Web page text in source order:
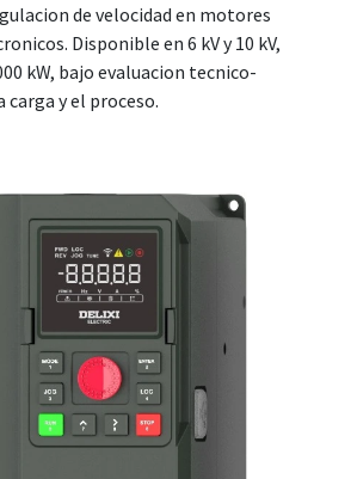
de velocidad en motores
Disponible en 6 kV y 10 kV,
kW, bajo evaluacion tecnico-
y el proceso.